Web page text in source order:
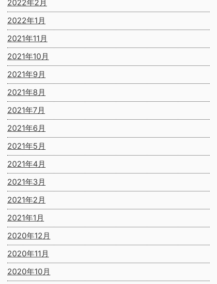
2022年2月
2022年1月
2021年11月
2021年10月
2021年9月
2021年8月
2021年7月
2021年6月
2021年5月
2021年4月
2021年3月
2021年2月
2021年1月
2020年12月
2020年11月
2020年10月